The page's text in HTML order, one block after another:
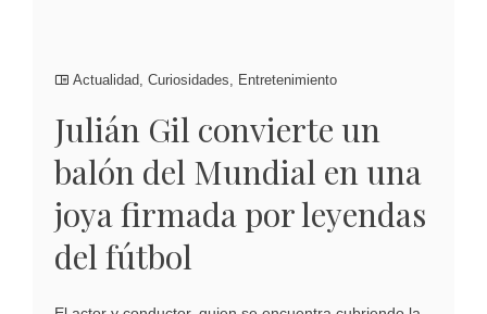
Actualidad Curiosidades Entretenimiento
Julián Gil convierte un
balón del Mundial en una
joya firmada por leyendas
del fútbol